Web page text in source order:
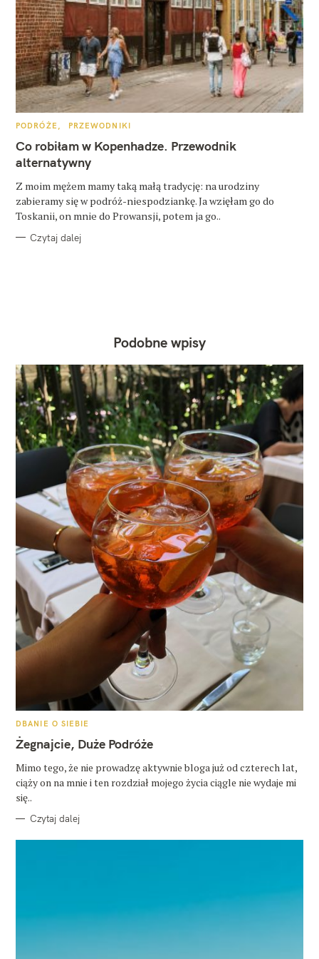
K
T
E
G
O
I
PODRÓŻE PRZEWODNIKI
Co robiłam w Kopenhadze. Przewodnik
alternatywny
Z moim mężem mamy taką małą tradycję: na urodziny
zabieramy się w podróż-niespodziankę. Ja wzięłam go do
Toskanii, on mnie do Prowansji, potem ja go..
Czytaj dalej
Podobne wpisy
K
T
E
O
R
I
DBANIE O SIEBIE
Żegnajcie, Duże Podróże
Mimo tego, że nie prowadzę aktywnie bloga już od czterech lat,
ciąży on na mnie i ten rozdział mojego życia ciągle nie wydaje mi
się..
Czytaj dalej